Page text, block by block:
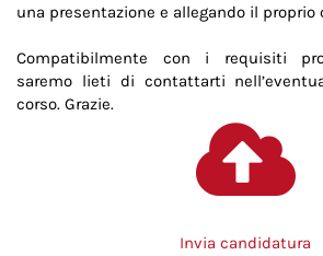
una presentazione e allegando il
Compatibilmente con i requisiti
saremo lieti di contattarti
corso. Grazie.
Invia candidatura